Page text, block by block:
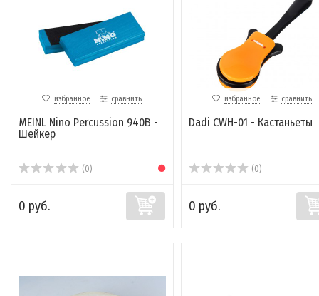
избранное сравнить
MEINL Nino Percussion 940B -
Шейкер
(0)
0 руб.
избранное сравнить
Dadi CWH-01 - Кастаньеты
(0)
0 руб.